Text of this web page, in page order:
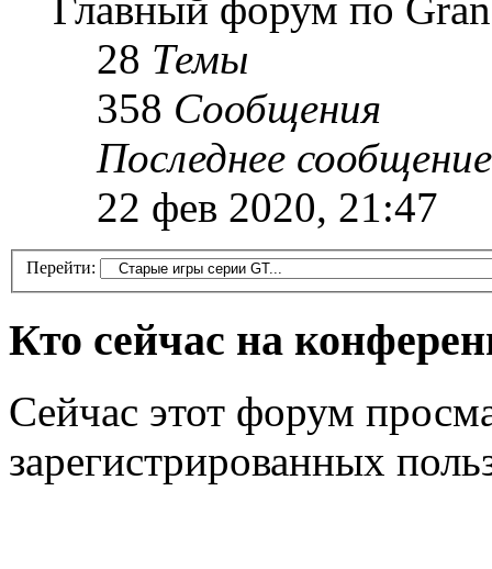
28 Темы
358 Сообщения
Последнее сообщение
22 фев 2020, 21:47
Перейти:
Кто сейчас на
Сейчас этот форум
зарегистрированных